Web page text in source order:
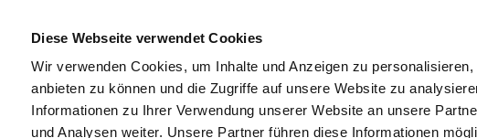
Diese Webseite verwendet Cookies
Wir verwenden Cookies, um Inhalte und Anzeigen zu
anbieten zu können und die Zugriffe auf unsere Website zu
Informationen zu Ihrer Verwendung unserer Website an unsere
und Analysen weiter. Unsere Partner führen diese Informationen